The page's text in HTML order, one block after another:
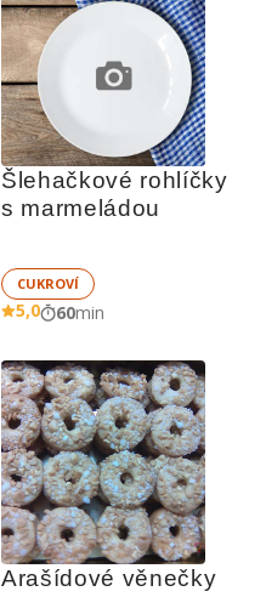
Šlehačkové rohlíčky
s marmeládou
CUKROVÍ
5,0 60min
Arašídové věnečky